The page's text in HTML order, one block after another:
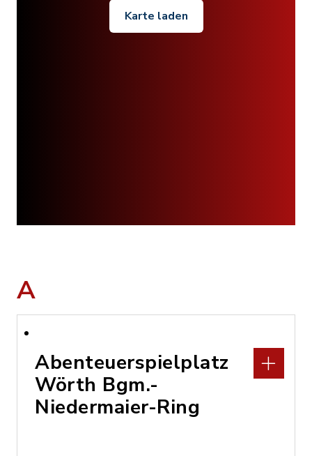
Karte laden
A
Abenteuerspielplatz
Wörth Bgm.-
Niedermaier-Ring